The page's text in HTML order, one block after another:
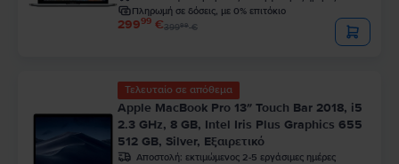
Πληρωμή σε δόσεις, με 0% επιτόκιο
29999 €39999€
Τελευταίο σε απόθεμα
Apple MacBook Pro 13″ Touch Bar 2018, i5
2.3 GHz, 8 GB, Intel Iris Plus Graphics 655
512 GB, Silver, Εξαιρετικό
Αποστολή: εκτιμώμενος 2-5 εργάσιμες ημέρες